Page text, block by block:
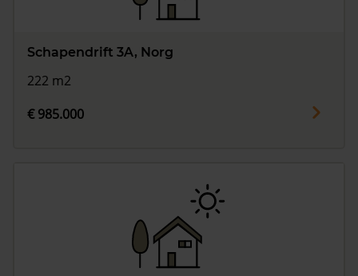
Schapendrift 3A, Norg
222 m2
€ 985.000